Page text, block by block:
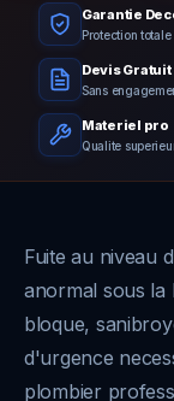
Garantie
Protection totale
Devis Gratuit
Sans
Materiel pro
Qualite
Fuite au niveau
anormal sous la
bloque,
d'urgence
plombier